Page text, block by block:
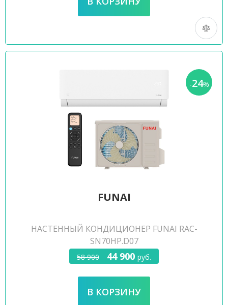
-24%
FUNAI
НАСТЕННЫЙ КОНДИЦИОНЕР FUNAI RAC-
SN70HP.D07
58 900 44 900 руб.